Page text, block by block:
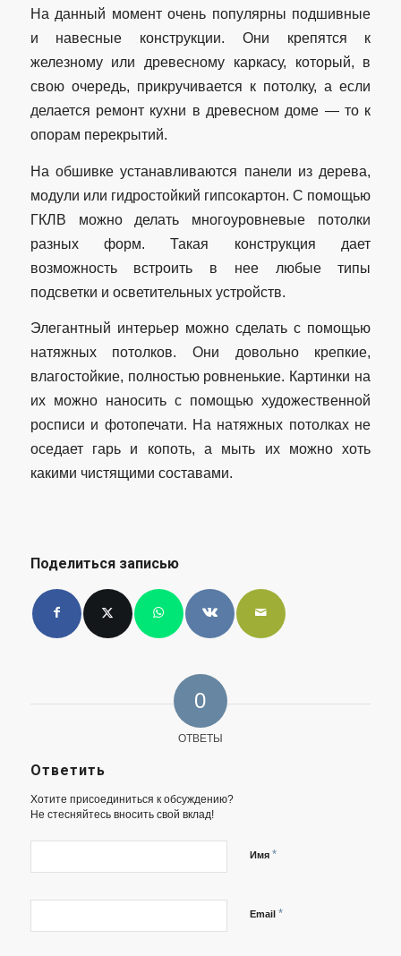
На данный момент очень популярны подшивные
и навесные конструкции. Они крепятся к
железному или древесному каркасу, который, в
свою очередь, прикручивается к потолку, а если
делается ремонт кухни в древесном доме — то к
опорам перекрытий.
На обшивке устанавливаются панели из дерева,
модули или гидростойкий гипсокартон. С помощью
ГКЛВ можно делать многоуровневые потолки
разных форм. Такая конструкция дает
возможность встроить в нее любые типы
подсветки и осветительных устройств.
Элегантный интерьер можно сделать с помощью
натяжных потолков. Они довольно крепкие,
влагостойкие, полностью ровненькие. Картинки на
их можно наносить с помощью художественной
росписи и фотопечати. На натяжных потолках не
оседает гарь и копоть, а мыть их можно хоть
какими чистящими составами.
Поделиться записью
0
ОТВЕТЫ
Ответить
Хотите присоединиться к обсуждению?
Не стесняйтесь вносить свой вклад!
Имя *
Email *